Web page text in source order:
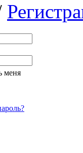
меня